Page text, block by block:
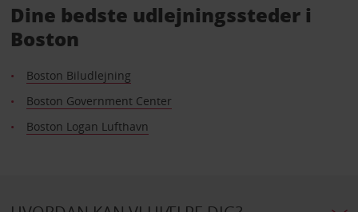
Dine bedste udlejningssteder i
Boston
Boston Biludlejning
Boston Government Center
Boston Logan Lufthavn